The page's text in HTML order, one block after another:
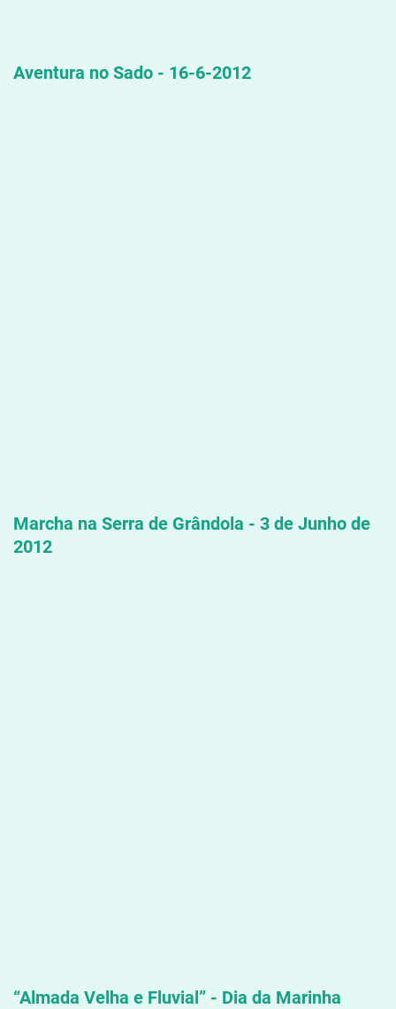
Aventura no Sado - 16-6-2012
Marcha na Serra de Grândola - 3 de Junho de
2012
“Almada Velha e Fluvial” - Dia da Marinha